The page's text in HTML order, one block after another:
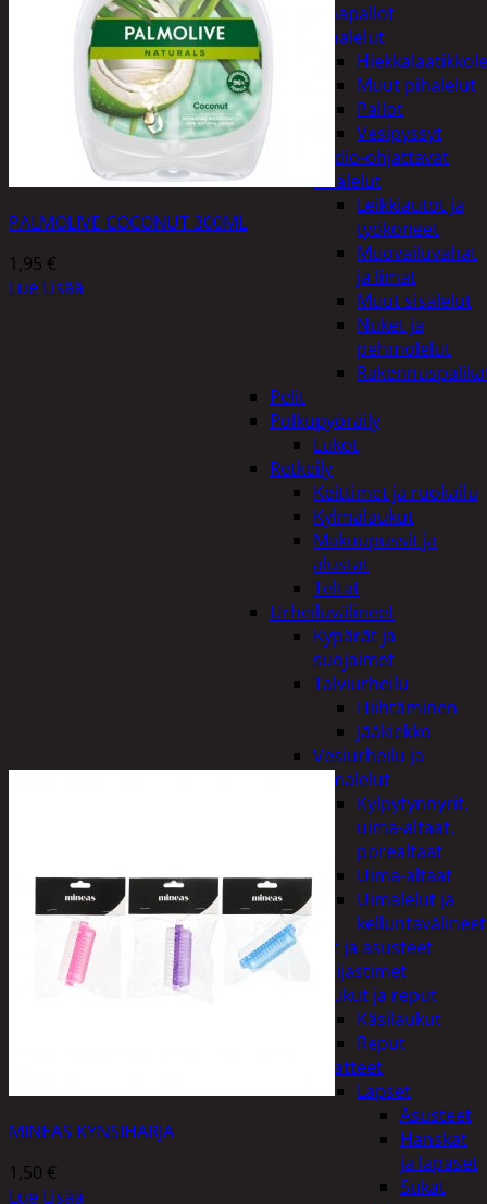
Ilmapallot
Pihalelut
Muut pihalelut
Pallot
Vesipyssyt
Radio-ohjattavat
Sisälelut
Leikkiautot ja
työkoneet
Muovailuvahat
ja limat
Muut sisälelut
Nuket ja
pehmolelut
Pelit
Polkupyöräily
Lukot
Retkeily
Keittimet ja ruokailu
Kylmälaukut
Makuupussit ja
alustat
Teltat
Urheiluvälineet
Kypärät ja
suojaimet
Talviurheilu
Hiihtäminen
Jääkiekko
Vesiurheilu ja
uimalelut
Kylpytynnyrit,
uima-altaat,
porealtaat
Uima-altaat
Uimalelut ja
kelluntavälineet
Vaatteet ja asusteet
Heijastimet
Laukut ja reput
Käsilaukut
Reput
Vaatteet
Lapset
Asusteet
Hanskat
ja lapaset
Sukat
PALMOLIVE COCONUT 300ML
1,95 €
Lue Lisää
MINEAS KYNSIHARJA
1,50 €
Lue Lisää